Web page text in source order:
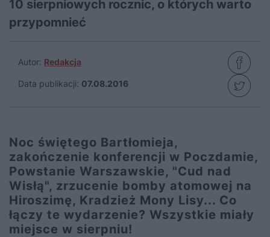
10 sierpniowych rocznic, o których warto
przypomnieć
Autor: Redakcja
Data publikacji: 07.08.2016
Noc świętego Bartłomieja,
zakończenie konferencji w Poczdamie,
Powstanie Warszawskie, "Cud nad
Wisłą", zrzucenie bomby atomowej na
Hiroszimę, Kradzież Mony Lisy... Co
łączy te wydarzenie? Wszystkie miały
miejsce w sierpniu!